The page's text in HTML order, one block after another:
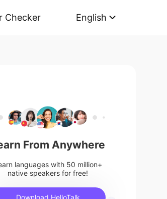
Checker English
From Anywhere
languages with 50 million+
native speakers for free!